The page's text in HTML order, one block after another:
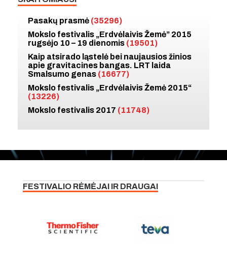
Pasakų prasmė (35296)
Mokslo festivalis „Erdvėlaivis Žemė” 2015
rugsėjo 10 – 19 dienomis (19501)
Kaip atsirado ląstelė bei naujausios žinios
apie gravitacines bangas. LRT laida
Smalsumo genas (16677)
Mokslo festivalis „Erdvėlaivis Žemė 2015“
(13226)
Mokslo festivalis 2017 (11748)
FESTIVALIO RĖMĖJAI IR DRAUGAI